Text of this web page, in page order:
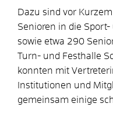
Dazu sind vor
Senioren in die
sowie etwa 290
Turn- und Festhalle
konnten mit
Institutionen und
gemeinsam einige